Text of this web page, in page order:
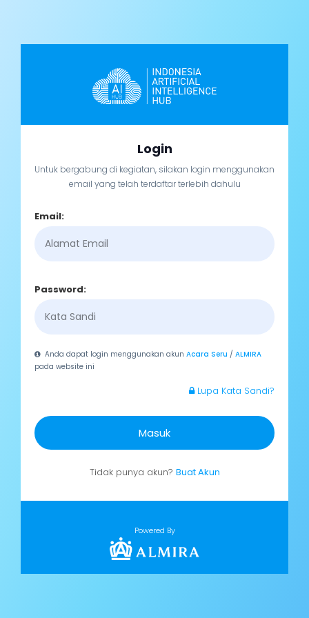
Login
Untuk bergabung di kegiatan, silakan login menggunakan
email yang telah terdaftar terlebih dahulu
Email:
Password:
Anda dapat login menggunakan akunAcara Seru /ALMIRA
pada website ini
Lupa Kata Sandi?
Masuk
Tidak punya akun? Buat Akun
Powered By